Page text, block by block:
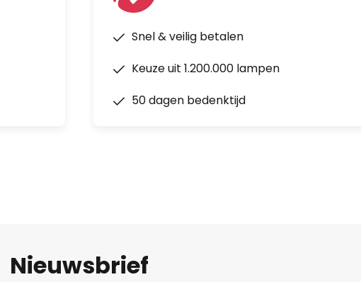
Snel & veilig betalen
Keuze uit 1.200.000 lampen
50 dagen bedenktijd
Nieuwsbrief